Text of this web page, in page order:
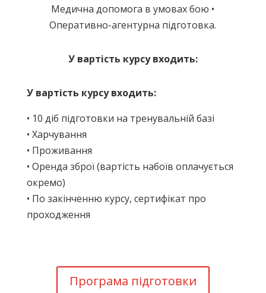
Медична допомога в умовах бою •
Оперативно-агентурна підготовка.
У вартість курсу входить:
У вартість курсу входить:
• 10 діб підготовки на тренувальній базі
• Харчування
• Проживання
• Оренда зброї (вартість набоїв оплачується
окремо)
• По закінченню курсу, сертифікат про
проходження
Програма підготовки